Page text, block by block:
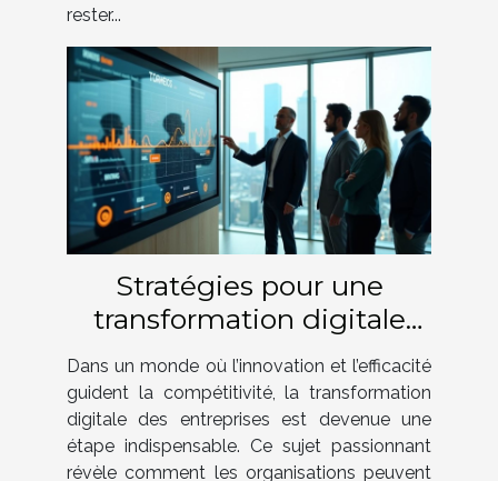
rester...
Stratégies pour une
transformation digitale
réussie en entreprise
Dans un monde où l’innovation et l’efficacité
guident la compétitivité, la transformation
digitale des entreprises est devenue une
étape indispensable. Ce sujet passionnant
révèle comment les organisations peuvent